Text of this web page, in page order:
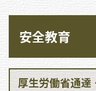
安全教育
厚生労働省通達